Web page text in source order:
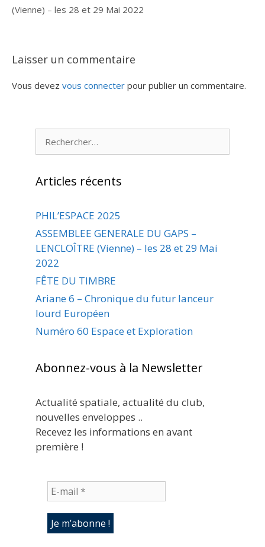
(Vienne) – les 28 et 29 Mai 2022
Laisser un commentaire
Vous devez vous connecter pour publier un commentaire.
Rechercher :
Articles récents
PHIL’ESPACE 2025
ASSEMBLEE GENERALE DU GAPS –
LENCLOÎTRE (Vienne) – les 28 et 29 Mai
2022
FÊTE DU TIMBRE
Ariane 6 – Chronique du futur lanceur
lourd Européen
Numéro 60 Espace et Exploration
Abonnez-vous à la Newsletter
Actualité spatiale, actualité du club,
nouvelles enveloppes ..
Recevez les informations en avant
première !